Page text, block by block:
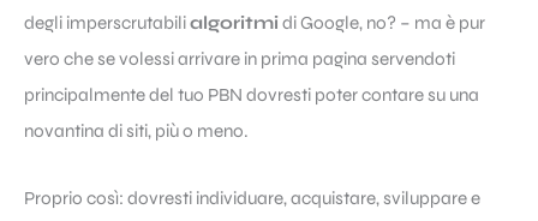
degli imperscrutabilialgoritmidi Google, no? – ma è pur
vero che se volessi arrivare in prima pagina servendoti
principalmente del tuo PBN dovresti poter contare su una
novantina di siti, più o meno.
Proprio così: dovresti individuare, acquistare, sviluppare e